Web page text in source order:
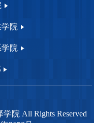
院
院
院 All Rights Reserved